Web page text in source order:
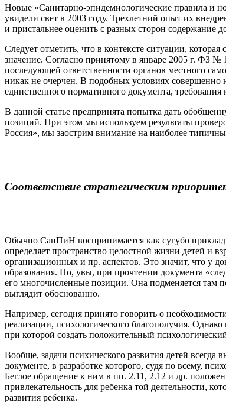
Новые «Санитарно-эпидемиологические правила и
увидели свет в 2003 году. Трехлетний опыт их
и пристальнее оценить с разных сторон содержание
Следует отметить, что в контексте ситуации,
значение. Согласно принятому в январе 2005 г. ФЗ №
последующей ответственности органов местного
никак не очерчен. В подобных условиях совершенно
единственного нормативного документа,
В данной статье предпринята попытка дать
позиций. При этом мы используем результаты
Россия», мы заострим внимание на наиболее
Соответствие стратегическим
Обычно СанПиН воспринимается как сугубо
определяет пространство целостной жизни детей и
организационных и пр. аспектов. Это значит, что у
образования. Но, увы, при прочтении документа
его многочисленные позиции. Она подменяется там
выглядит обоснованно.
Например, сегодня принято говорить о
реализации, психологического благополучия.
при которой создать положительный
Вообще, задачи психического развития детей
документе, в разработке которого, судя по всему,
Беглое обращение к ним в пп. 2.11, 2.12 и др.
привлекательность для ребенка той деятельности,
развития ребенка.